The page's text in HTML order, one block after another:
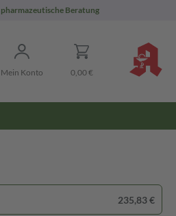
pharmazeutische Beratung
Mein Konto 0,00 €
235,83 €